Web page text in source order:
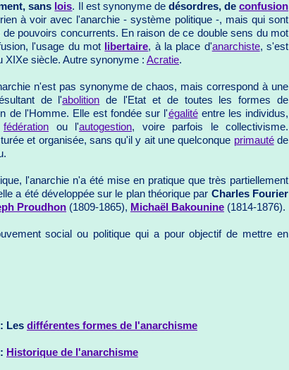
sans lois. Il est synonyme de désordres, deconfusion
à voir avec l'anarchie - système politique -, mais qui sont
pouvoirs concurrents. En raison de ce double sens du mot
l'usage du mot
libertaire, à la place d'anarchiste, s'est
XIXe siècle. Autre synonyme : Acratie.
n'est pas synonyme de chaos, mais correspond à une
de l'abolition de l'Etat et de toutes les formes de
de l'Homme. Elle est fondée sur l'égalitéentre les individus,
fédération ou l'autogestion, voire parfois le collectivisme.
et organisée, sans qu'il y ait une quelconque primautéde
l'anarchie n'a été mise en pratique que très partiellement
a été développée sur le plan théorique par Charles Fourier
Proudhon (1809-1865), Michaël Bakounine (1814-1876).
social ou politique qui a pour objectif de mettre en
Les différentes formes de l'anarchisme
Historique de l'anarchisme